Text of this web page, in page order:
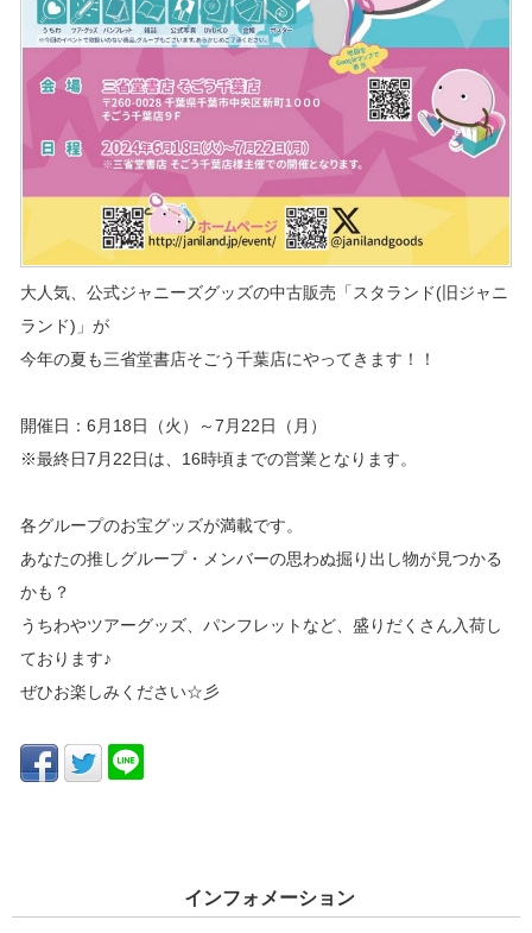
大人気、公式ジャニーズグッズの中古販売「スタランド(旧ジャニ
ランド)」が
今年の夏も三省堂書店そごう千葉店にやってきます！！
開催日：6月18日（火）～7月22日（月）
※最終日7月22日は、16時頃までの営業となります。
各グループのお宝グッズが満載です。
あなたの推しグループ・メンバーの思わぬ掘り出し物が見つかる
かも？
うちわやツアーグッズ、パンフレットなど、盛りだくさん入荷し
ております♪
ぜひお楽しみください☆彡
インフォメーション